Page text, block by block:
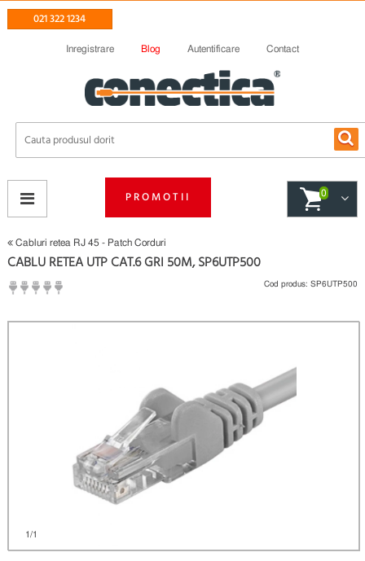
021 322 1234
Inregistrare Blog Autentificare Contact
PROMOTII 0
Cabluri retea RJ 45 - Patch Corduri
1/1
CABLU RETEA UTP CAT.6 GRI 50M, SP6UTP500
Fii primul care scrie un review
Cod produs: SP6UTP500